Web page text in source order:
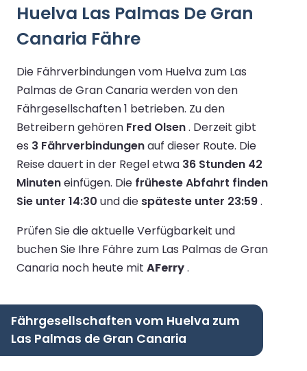
Huelva Las Palmas De Gran
Canaria Fähre
Die Fährverbindungen vom Huelva zum Las
Palmas de Gran Canaria werden von den
Fährgesellschaften 1 betrieben. Zu den
Betreibern gehören Fred Olsen. Derzeit gibt
es 3 Fährverbindungenauf dieser Route. Die
Reise dauert in der Regel etwa 36 Stunden 42
Minuteneinfügen. Die früheste Abfahrt finden
Sie unter 14:30 und die späteste unter 23:59.
Prüfen Sie die aktuelle Verfügbarkeit und
buchen Sie Ihre Fähre zum Las Palmas de Gran
Canaria noch heute mit AFerry.
Fährgesellschaften vom Huelva zum
Las Palmas de Gran Canaria